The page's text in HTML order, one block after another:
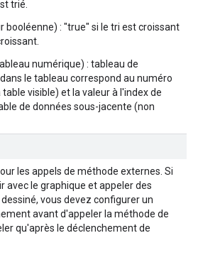
trié.
booléenne) : "true" si le tri est croissant
numérique) : tableau de
le tableau correspond au numéro
visible) et la valeur à l'index de
de données sous-jacente (non
les appels de méthode externes. Si
avec le graphique et appeler des
vous devez configurer un
avant d'appeler la méthode de
qu'après le déclenchement de